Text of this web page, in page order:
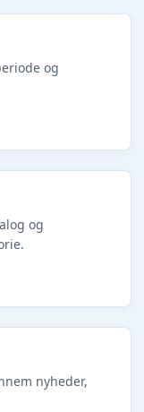
og
og
nyheder,